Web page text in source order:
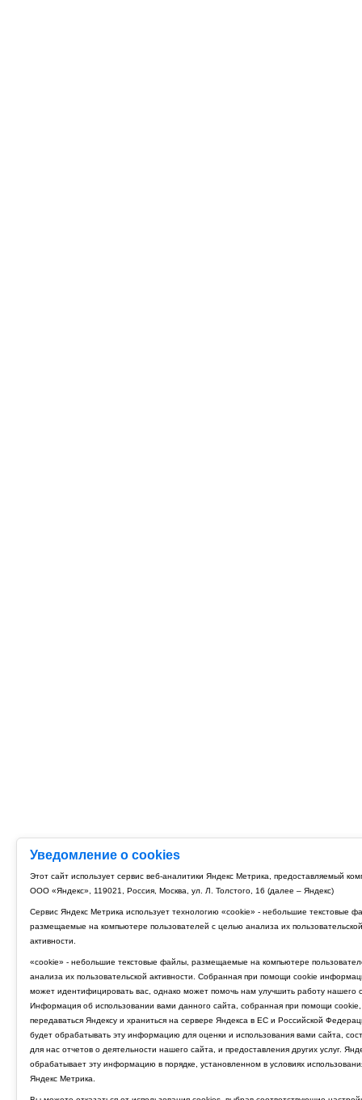
Уведомление о cookies
Этот сайт использует сервис веб-аналитики Яндекс Метрика, предоставляемый
ООО «Яндекс», 119021, Россия, Москва, ул. Л. Толстого, 16 (далее – Яндекс)
Сервис Яндекс Метрика использует технологию «cookie» - небольшие текстовые
размещаемые на компьютере пользователей с целью анализа их пользовательской
активности.
«cookie» - небольшие текстовые файлы, размещаемые на компьютере
анализа их пользовательской активности. Собранная при помощи cookie
может идентифицировать вас, однако может помочь нам улучшить работу нашего
Информация об использовании вами данного сайта, собранная при помощи cookie,
передаваться Яндексу и храниться на сервере Яндекса в ЕС и Российской
будет обрабатывать эту информацию для оценки и использования вами сайта,
для нас отчетов о деятельности нашего сайта, и предоставления других услуг.
обрабатывает эту информацию в порядке, установленном в условиях
Яндекс Метрика.